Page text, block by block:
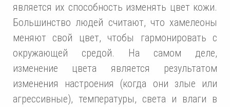
является их способность изменять цвет кожи.
Большинство людей считают, что хамелеоны
меняют свой цвет, чтобы гармонировать с
окружающей средой. На самом деле,
изменение цвета является результатом
изменения настроения (когда они злые или
агрессивные), температуры, света и влаги в